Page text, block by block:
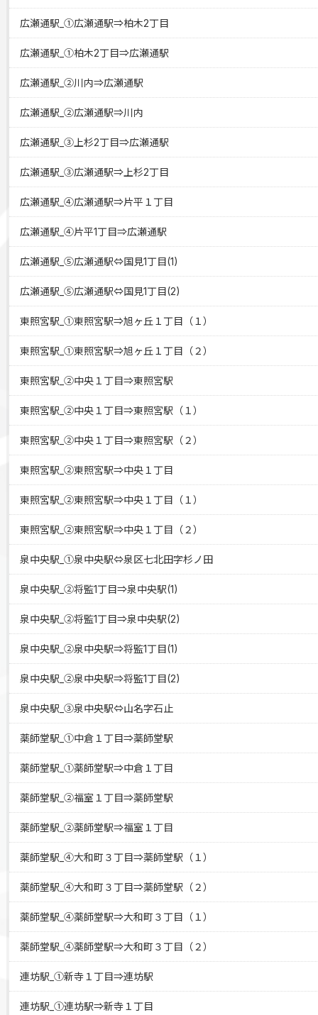
広瀬通駅_①広瀬通駅⇒柏木2丁目
広瀬通駅_①柏木2丁目⇒広瀬通駅
広瀬通駅_②川内⇒広瀬通駅
広瀬通駅_②広瀬通駅⇒川内
広瀬通駅_③上杉2丁目⇒広瀬通駅
広瀬通駅_③広瀬通駅⇒上杉2丁目
広瀬通駅_④広瀬通駅⇒片平１丁目
広瀬通駅_④片平1丁目⇒広瀬通駅
広瀬通駅_⑤広瀬通駅⇔国見1丁目(1)
広瀬通駅_⑤広瀬通駅⇔国見1丁目(2)
東照宮駅_①東照宮駅⇒旭ヶ丘１丁目（１）
東照宮駅_①東照宮駅⇒旭ヶ丘１丁目（２）
東照宮駅_②中央１丁目⇒東照宮駅
東照宮駅_②中央１丁目⇒東照宮駅（１）
東照宮駅_②中央１丁目⇒東照宮駅（２）
東照宮駅_②東照宮駅⇒中央１丁目
東照宮駅_②東照宮駅⇒中央１丁目（１）
東照宮駅_②東照宮駅⇒中央１丁目（２）
泉中央駅_①泉中央駅⇔泉区七北田字杉ノ田
泉中央駅_②将監1丁目⇒泉中央駅(1)
泉中央駅_②将監1丁目⇒泉中央駅(2)
泉中央駅_②泉中央駅⇒将監1丁目(1)
泉中央駅_②泉中央駅⇒将監1丁目(2)
泉中央駅_③泉中央駅⇔山名字石止
薬師堂駅_①中倉１丁目⇒薬師堂駅
薬師堂駅_①薬師堂駅⇒中倉１丁目
薬師堂駅_②福室１丁目⇒薬師堂駅
薬師堂駅_②薬師堂駅⇒福室１丁目
薬師堂駅_④大和町３丁目⇒薬師堂駅（１）
薬師堂駅_④大和町３丁目⇒薬師堂駅（２）
薬師堂駅_④薬師堂駅⇒大和町３丁目（１）
薬師堂駅_④薬師堂駅⇒大和町３丁目（２）
連坊駅_①新寺１丁目⇒連坊駅
連坊駅_①連坊駅⇒新寺１丁目